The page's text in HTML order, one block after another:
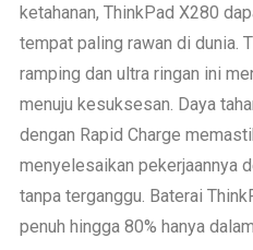
ketahanan, ThinkPad X280
tempat paling rawan di dunia.
ramping dan ultra ringan ini
menuju kesuksesan. Daya
dengan Rapid Charge
menyelesaikan pekerjaannya
tanpa terganggu. Baterai
penuh hingga 80% hanya